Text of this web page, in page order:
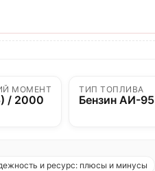
МОМЕНТ
/ 2000
ТИП ТОПЛИВА
Бензин АИ-95
и ресурс: плюсы и минусы